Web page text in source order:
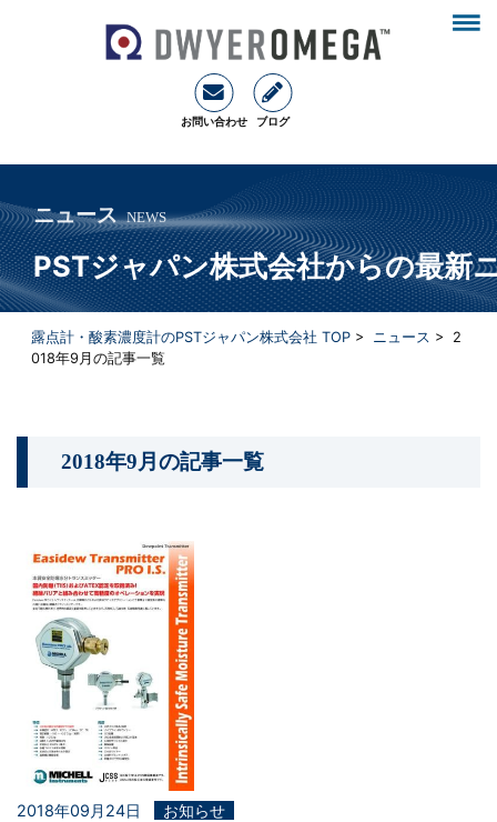
お問い合わせ ブログ
ニュース NEWS
PSTジャパン株式会社からの最新
露点計・酸素濃度計のPSTジャパン株式会社 TOP> ニュース > 2
018年9月 の記事一覧
2018年9月 の記事一覧
2018年09月24日 お知らせ